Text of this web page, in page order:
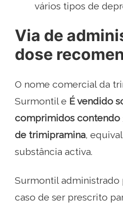
vários tipos de
Via de
dose
O nome comercial da
Surmontil e É vendido
comprimidos contendo
de trimipramina,
substância activa.
Surmontil administrado
caso de ser prescrito